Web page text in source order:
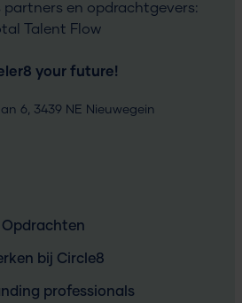
partners en opdrachtgevers:
Talent Flow
8 your future!
6, 3439 NE Nieuwegein
Opdrachten
bij Circle8
professionals